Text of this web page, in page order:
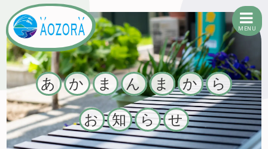
有限会社あおぞら
あ か ま ん ま か ら
お 知 ら せ
MENU